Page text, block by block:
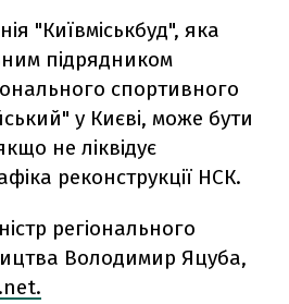
"Київміськбуд", яка
підрядником
спортивного
у Києві, може бути
не ліквідує
реконструкції НСК.
регіонального
Володимир Яцуба,